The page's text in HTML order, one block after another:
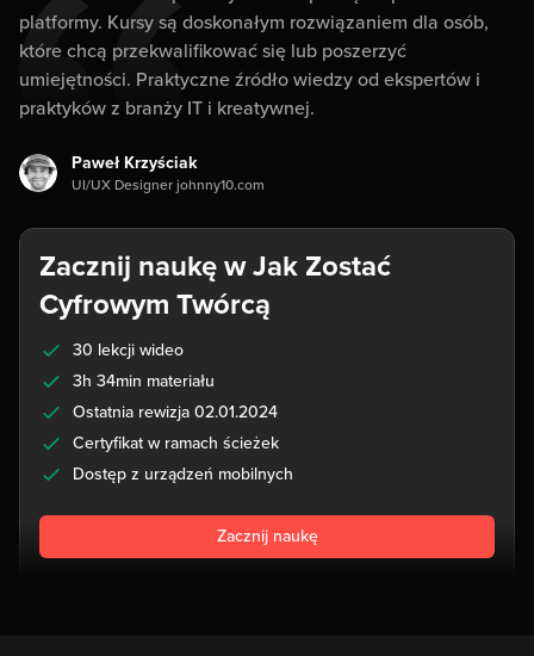
platformy. Kursy są doskonałym rozwiązaniem dla osób,
które chcą przekwalifikować się lub poszerzyć
umiejętności. Praktyczne źródło wiedzy od ekspertów i
praktyków z branży IT i kreatywnej.
Paweł Krzyściak
UI/UX Designer johnny10.com
Zacznij naukę w Jak Zostać
Cyfrowym Twórcą
30 lekcji wideo
3h 34min materiału
Ostatnia rewizja 02.01.2024
Certyfikat w ramach ścieżek
Dostęp z urządzeń mobilnych
Zacznij naukę